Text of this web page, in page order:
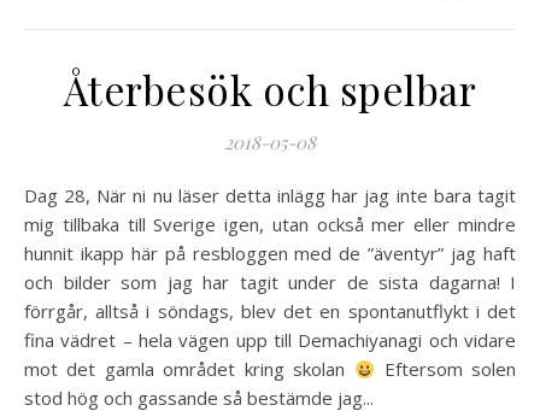
Återbesök och spelbar
2018-05-08
Dag 28, När ni nu läser detta inlägg har jag inte bara tagit
mig tillbaka till Sverige igen, utan också mer eller mindre
hunnit ikapp här på resbloggen med de ”äventyr” jag haft
och bilder som jag har tagit under de sista dagarna! I
förrgår, alltså i söndags, blev det en spontanutflykt i det
fina vädret – hela vägen upp till Demachiyanagi och vidare
mot det gamla området kring skolan
Eftersom solen
stod hög och gassande så bestämde jag...